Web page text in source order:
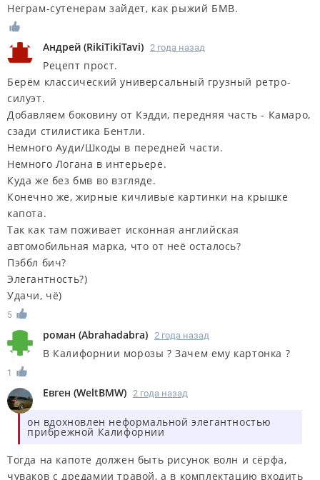
Неграм-сутенерам зайдет, как рыжий БМВ.
Андрей (RikiTikiTavi) 2 года назад
Рецепт прост.
Берём классический универсальный грузный ретро-
силуэт.
Добавляем боковину от Кэдди, передняя часть - Камаро,
сзади стилистика Бентли.
Немного Ауди/Шкоды в передней части.
Немного Логана в интерьере.
Куда же без бмв во взгляде.
Конечно же, жирные кичливые картинки на крышке
капота.
Так как там поживает исконная английская
автомобильная марка, что от неё осталось?
Пэббл бич?
Элегантность?)
Удачи, чë)
5
роман (Abrahadabra) 2 года назад
В Калифорнии морозы ? Зачем ему картонка ?
1
Евген (WeltBMW) 2 года назад
он вдохновлен неформальной элегантностью
прибрежной Калифорнии
Тогда на капоте должен быть рисунок волн и сёрфа,
чуваков с дредамии травой, а в комплектацию входить